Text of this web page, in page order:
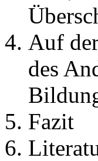
Auf
des
Fazit